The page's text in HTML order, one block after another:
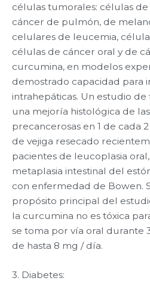
células tumorales: células
cáncer de pulmón, de
celulares de leucemia,
células de cáncer oral y de
curcumina, en modelos
demostrado capacidad para
intrahepáticas. Un estudio
una mejoría histológica de
precancerosas en 1 de cada
de vejiga resecado
pacientes de leucoplasia
metaplasia intestinal del
con enfermedad de Bowen.
propósito principal del
la curcumina no es tóxica
se toma por vía oral durante
de hasta 8 mg / día.
3. Diabetes: